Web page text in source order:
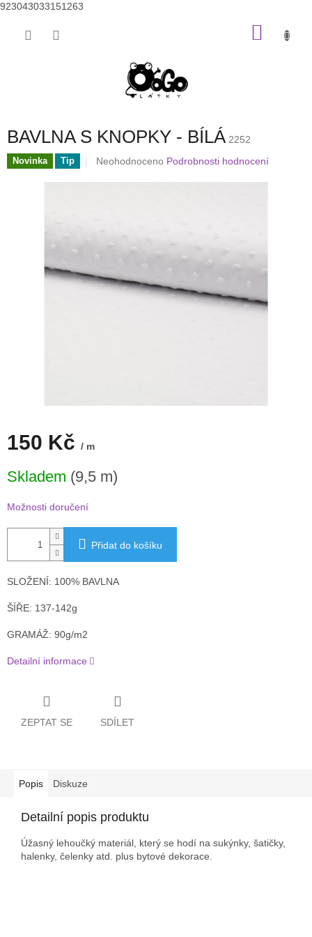
923043033151263
BAVLNA S KNOPKY - BÍLÁ 2252
Novinka Tip
Průměrné
hvězdiček.
Neohodnoceno Podrobnosti hodnocení
150 Kč / m
cena:
Skladem (9,5 m)
Možnosti doručení
Přidat do košíku
SLOŽENÍ: 100% BAVLNA
ŠÍŘE: 137-142g
GRAMÁŽ: 90g/m2
Detailní informace
ZEPTAT SE SDÍLET
Popis Diskuze
Detailní popis produktu
Úžasný lehoučký materiál, který se hodí na sukýnky, šatičky,
halenky, čelenky atd. plus bytové dekorace.